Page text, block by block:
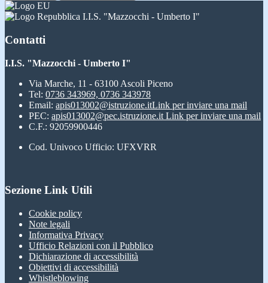
I.I.S. "Mazzocchi - Umberto I"
Contatti
I.I.S. "Mazzocchi - Umberto I"
Via Marche, 11 - 63100 Ascoli Piceno
Tel: 0736 343969, 0736 343978
Email: apis013002@istruzione.itLink per inviare una mail
PEC: apis013002@pec.istruzione.it Link per inviare una mail
C.F.: 92059900446
Cod. Univoco Ufficio: UFXVRR
Sezione Link Utili
Cookie policy
Note legali
Informativa Privacy
Ufficio Relazioni con il Pubblico
Dichiarazione di accessibilità
Obiettivi di accessibilità
Whistleblowing